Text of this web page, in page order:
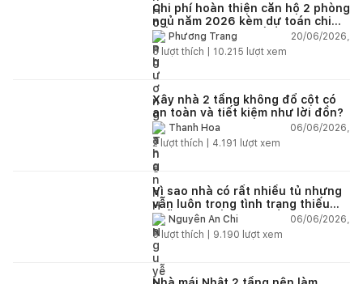
Chi phí hoàn thiện căn hộ 2 phòng
ngủ năm 2026 kèm dự toán chi
tiết và ví dụ thực tế
Phương Trang
20/06/2026,
5 lượt thích | 10.215 lượt xem
Xây nhà 2 tầng không đổ cột có
an toàn và tiết kiệm như lời đồn?
Thanh Hoa
06/06/2026,
2lượt thích | 4.191 lượt xem
Vì sao nhà có rất nhiều tủ nhưng
vẫn luôn trong tình trạng thiếu
chỗ chứa đồ?
Nguyễn An Chi
06/06/2026,
5lượt thích | 9.190 lượt xem